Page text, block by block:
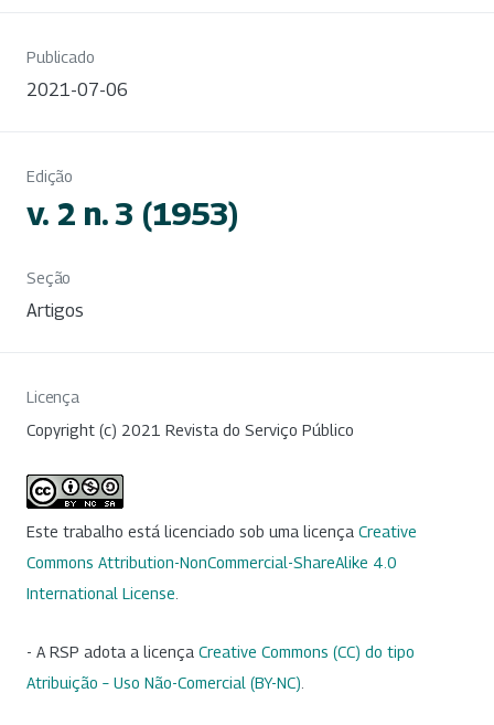
Publicado
2021-07-06
Edição
v. 2 n. 3 (1953)
Seção
Artigos
Licença
Copyright (c) 2021 Revista do Serviço Público
Este trabalho está licenciado sob uma licença Creative
Commons Attribution-NonCommercial-ShareAlike 4.0
International License
- A RSP adota a licença Creative Commons (CC) do tipo
Atribuição – Uso Não-Comercial (BY-NC)